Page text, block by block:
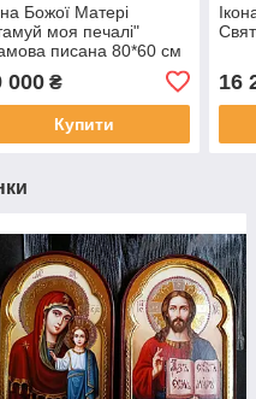
Божої Матері
моя печалі"
писана 80*60 см
000₴
Купити
16